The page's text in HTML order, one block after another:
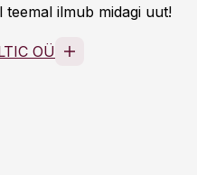
teemal ilmub midagi uut!
OÜ